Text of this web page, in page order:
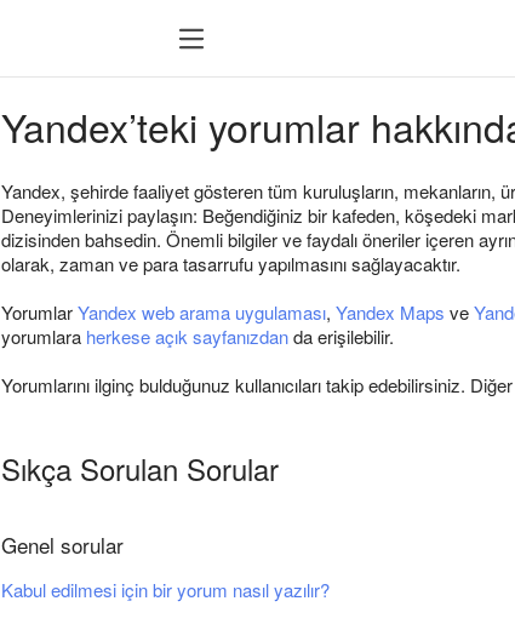
Yandex’teki yorumlar
Yandex, şehirde faaliyet gösteren tüm kuruluşların, mekanların,
Deneyimlerinizi paylaşın: Beğendiğiniz bir kafeden, köşedeki
dizisinden bahsedin. Önemli bilgiler ve faydalı öneriler içeren
olarak, zaman ve para tasarrufu yapılmasını sağlayacaktır.
YorumlarYandex web arama uygulaması, Yandex Maps ve
yorumlara herkese açık sayfanızdanda erişilebilir.
Yorumlarını ilginç bulduğunuz kullanıcıları takip edebilirsiniz.
Sıkça Sorulan Sorular
Genel sorular
Kabul edilmesi için bir yorum nasıl yazılır?